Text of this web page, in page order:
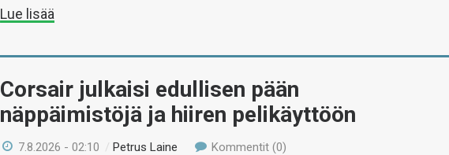
Lue lisää
Corsair julkaisi edullisen pään
näppäimistöjä ja hiiren pelikäyttöön
7.8.2026 - 02:10 /Petrus Laine Kommentit (0)